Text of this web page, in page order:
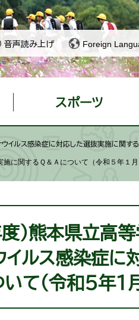
音声読み上げ Foreign
スポーツ
イルス感染症に対応した選抜実施に関する
に関するＱ＆Ａについて（令和５年１月
度）熊本県立高
ルス感染症に
て（令和５年１